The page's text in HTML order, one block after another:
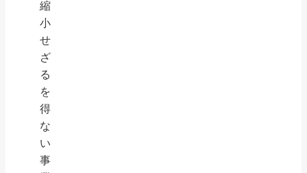
縮
小
せ
ざ
る
を
得
な
い
事